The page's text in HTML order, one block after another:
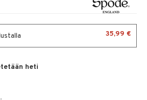
35,99 €
heti